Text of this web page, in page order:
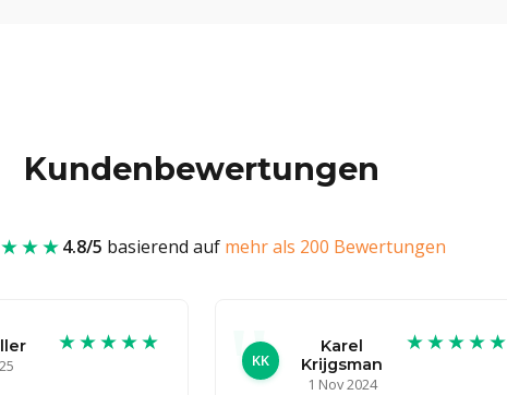
Kundenbewertungen
4.8/5 basierend auf mehr als 200 Bewertungen
★★★★★
KK
Karel
Krijgsman
1 Nov 2024
★★★★★